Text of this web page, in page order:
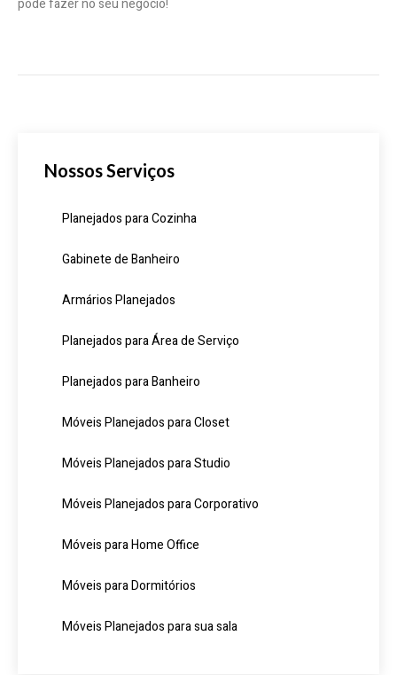
pode fazer no seu negócio!
Nossos Serviços
Planejados para Cozinha
Gabinete de Banheiro
Armários Planejados
Planejados para Área de Serviço
Planejados para Banheiro
Móveis Planejados para Closet
Móveis Planejados para Studio
Móveis Planejados para Corporativo
Móveis para Home Office
Móveis para Dormitórios
Móveis Planejados para sua sala